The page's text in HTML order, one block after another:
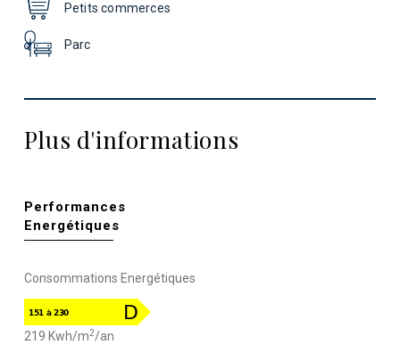
Petits commerces
Parc
Plus d'informations
Performances
Energétiques
Consommations Energétiques
219 Kwh/m2/an